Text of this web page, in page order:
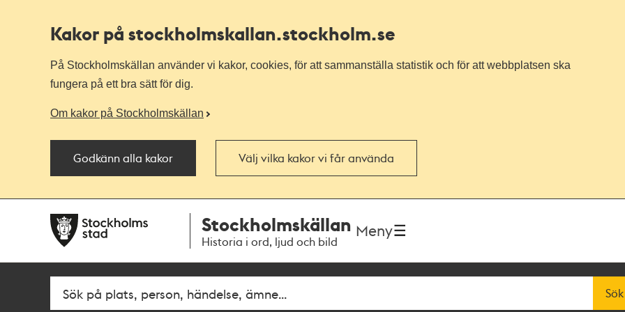
Kakor på stockholmskallan.stockholm.se
På Stockholmskällan använder vi kakor, cookies, för att sammanställa statistik och för att webbplatsen ska
fungera på ett bra sätt för dig.
Om kakor på Stockholmskällan
Godkänn alla kakor Välj vilka kakor vi får använda
navigationen
huvudinnehållet
Stockholmskällan
Historia i ord, ljud och bild
Meny
Fritextsök Sök